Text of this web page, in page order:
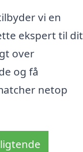
vi en
ekspert til dit
over
og få
netop